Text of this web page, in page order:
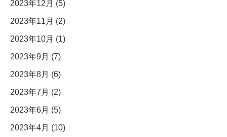
2023年12月 (5)
2023年11月 (2)
2023年10月 (1)
2023年9月 (7)
2023年8月 (6)
2023年7月 (2)
2023年6月 (5)
2023年4月 (10)